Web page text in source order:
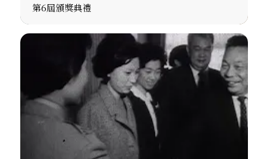
第6屆頒獎典禮